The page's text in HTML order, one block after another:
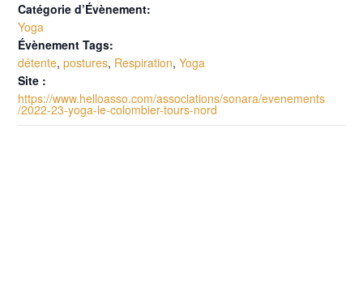
Catégorie d’Évènement:
Yoga
Évènement Tags:
détente,postures, Respiration,Yoga
Site :
https://www.helloasso.com/associations/sonara/evenements
/2022-23-yoga-le-colombier-tours-nord